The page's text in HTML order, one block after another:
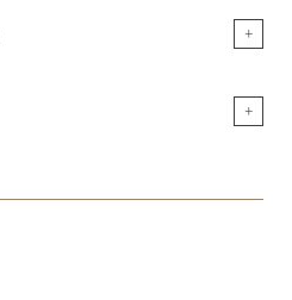
+
+